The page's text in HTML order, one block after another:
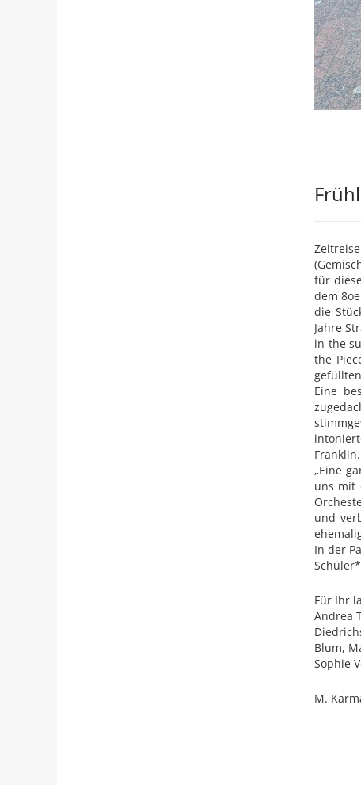
für
dem
die
Jahre
in the
the
Eine
Franklin.
„Eine
uns mit
und
In der
Für Ihr
Andrea
Blum,
Sophie
M.